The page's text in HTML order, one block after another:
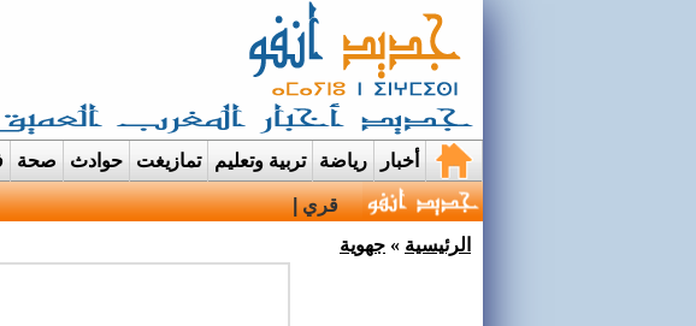
أخبار رياضة تربية وتعليم تمازيغت حوادث صحة
قرية إيمي نواسيف بتارودانت تتحول الى
الرئيسية » جهوية